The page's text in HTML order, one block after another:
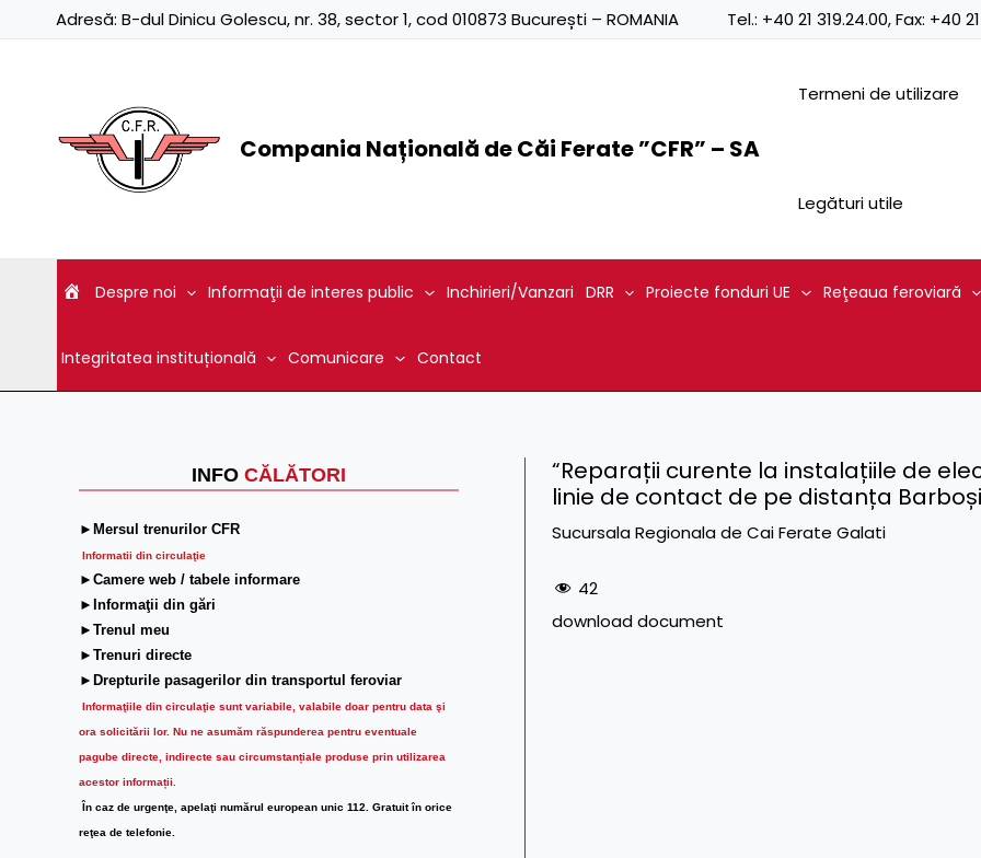
Adresă: B-dul Dinicu Golescu, nr. 38, sector 1, cod 010873 București – ROMANIA Tel.: +40 21 319.24.00, Fax: +40
Compania Națională de Căi Ferate ”CFR” – SA
Termeni de utilizare
Legături utile
Despre noi Informaţii de interes public Inchirieri/Vanzari DRR Proiecte fonduri UE Reţeaua feroviară
Integritatea instituțională Comunicare Contact
INFO CĂLĂTORI
►Mersul trenurilor CFR
Informatii din circulaţie
►Camere web / tabele informare
►Informaţii din gări
►Trenul meu
►Trenuri directe
►Drepturile pasagerilor din transportul feroviar
Informaţiile din circulaţie sunt variabile, valabile doar pentru data şi
ora solicitării lor. Nu ne asumăm răspunderea pentru eventuale
pagube directe, indirecte sau circumstanțiale produse prin utilizarea
acestor informații.
În caz de urgenţe, apelaţi numărul european unic 112. Gratuit în orice
reţea de telefonie.
“Reparații curente la instalațiile de
linie de contact de pe distanța
Sucursala Regionala de Cai Ferate Galati
42
download document